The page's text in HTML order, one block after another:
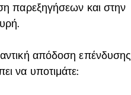
παρεξηγήσεων και στην
απόδοση επένδυσης
να υποτιμάτε: